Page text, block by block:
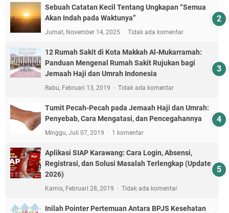
Sebuah Catatan Kecil Tentang Ungkapan “Semua
Akan Indah pada Waktunya”
Jumat, November 14, 2025 Tidak ada komentar
12 Rumah Sakit di Kota Makkah Al-Mukarramah:
Panduan Mengenal Rumah Sakit Rujukan bagi
Jemaah Haji dan Umrah Indonesia
Rabu, Februari 13, 2019 Tidak ada komentar
Tumit Pecah-Pecah pada Jemaah Haji dan Umrah:
Penyebab, Cara Mengatasi, dan Pencegahannya
Minggu, Juli 07, 2019 1 komentar
Aplikasi SIAP Karawang: Cara Login, Absensi,
Registrasi, dan Solusi Masalah Terlengkap (Update
2026)
Kamis, Februari 28, 2019 Tidak ada komentar
Inilah Pointer Pertemuan Antara BPJS Kesehatan